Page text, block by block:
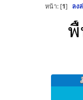
หน้า: [1] ลง